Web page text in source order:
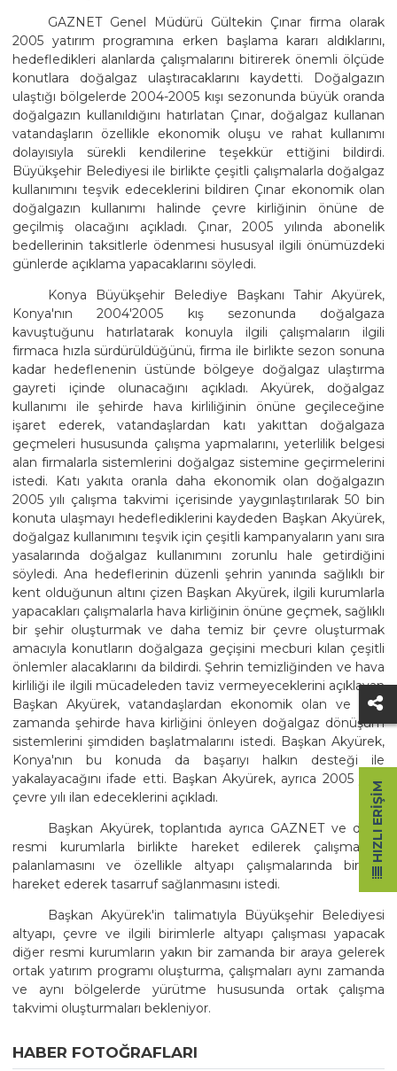
GAZNET Genel Müdürü Gültekin Çınar firma olarak
2005 yatırım programına erken başlama kararı aldıklarını,
hedefledikleri alanlarda çalışmalarını bitirerek önemli ölçüde
konutlara doğalgaz ulaştıracaklarını kaydetti. Doğalgazın
ulaştığı bölgelerde 2004-2005 kışı sezonunda büyük oranda
doğalgazın kullanıldığını hatırlatan Çınar, doğalgaz kullanan
vatandaşların özellikle ekonomik oluşu ve rahat kullanımı
dolayısıyla sürekli kendilerine teşekkür ettiğini bildirdi.
Büyükşehir Belediyesi ile birlikte çeşitli çalışmalarla doğalgaz
kullanımını teşvik edeceklerini bildiren Çınar ekonomik olan
doğalgazın kullanımı halinde çevre kirliğinin önüne de
geçilmiş olacağını açıkladı. Çınar, 2005 yılında abonelik
bedellerinin taksitlerle ödenmesi hususyal ilgili önümüzdeki
günlerde açıklama yapacaklarını söyledi.
Konya Büyükşehir Belediye Başkanı Tahir Akyürek,
Konya'nın 2004'2005 kış sezonunda doğalgaza
kavuştuğunu hatırlatarak konuyla ilgili çalışmaların ilgili
firmaca hızla sürdürüldüğünü, firma ile birlikte sezon sonuna
kadar hedeflenenin üstünde bölgeye doğalgaz ulaştırma
gayreti içinde olunacağını açıkladı. Akyürek, doğalgaz
kullanımı ile şehirde hava kirliliğinin önüne geçileceğine
işaret ederek, vatandaşlardan katı yakıttan doğalgaza
geçmeleri hususunda çalışma yapmalarını, yeterlilik belgesi
alan firmalarla sistemlerini doğalgaz sistemine geçirmelerini
istedi. Katı yakıta oranla daha ekonomik olan doğalgazın
2005 yılı çalışma takvimi içerisinde yaygınlaştırılarak 50 bin
konuta ulaşmayı hedeflediklerini kaydeden Başkan Akyürek,
doğalgaz kullanımını teşvik için çeşitli kampanyaların yanı sıra
yasalarında doğalgaz kullanımını zorunlu hale getirdiğini
söyledi. Ana hedeflerinin düzenli şehrin yanında sağlıklı bir
kent olduğunun altını çizen Başkan Akyürek, ilgili kurumlarla
yapacakları çalışmalarla hava kirliğinin önüne geçmek, sağlıklı
bir şehir oluşturmak ve daha temiz bir çevre oluşturmak
amacıyla konutların doğalgaza geçişini mecburi kılan çeşitli
önlemler alacaklarını da bildirdi. Şehrin temizliğinden ve hava
kirliliği ile ilgili mücadeleden taviz vermeyeceklerini açıklayan
Başkan Akyürek, vatandaşlardan ekonomik olan ve aynı
zamanda şehirde hava kirliğini önleyen doğalgaz dönüşüm
sistemlerini şimdiden başlatmalarını istedi. Başkan Akyürek,
Konya'nın bu konuda da başarıyı halkın desteği ile
yakalayacağını ifade etti. Başkan Akyürek, ayrıca 2005 yılını
çevre yılı ilan edeceklerini açıkladı.
Başkan Akyürek, toplantıda ayrıca GAZNET ve diğer
resmi kurumlarla birlikte hareket edilerek çalışmaların
palanlamasını ve özellikle altyapı çalışmalarında birlikte
hareket ederek tasarruf sağlanmasını istedi.
Başkan Akyürek'in talimatıyla Büyükşehir Belediyesi
altyapı, çevre ve ilgili birimlerle altyapı çalışması yapacak
diğer resmi kurumların yakın bir zamanda bir araya gelerek
ortak yatırım programı oluşturma, çalışmaları aynı zamanda
ve aynı bölgelerde yürütme hususunda ortak çalışma
takvimi oluşturmaları bekleniyor.
HABER FOTOĞRAFLARI
HIZLI ERIŞIM